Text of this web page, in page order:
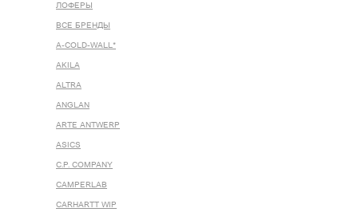
ЛОФЕРЫ
ВСЕ БРЕНДЫ
A-COLD-WALL*
AKILA
ALTRA
ANGLAN
ARTE ANTWERP
ASICS
C.P. COMPANY
CAMPERLAB
CARHARTT WIP